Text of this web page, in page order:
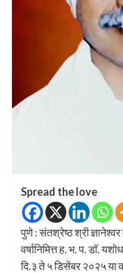
Spread the love
पुणे : संतश्रेष्ठ श्री
वर्षानिमित्त ह. भ. प. डॉ.
दि.३ ते ५ डिसेंबर २०२५ या